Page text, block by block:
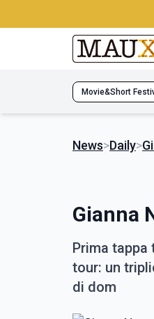
Movie&Short
News>Daily>
Gianna
Prima tappa
tour: un
di dom